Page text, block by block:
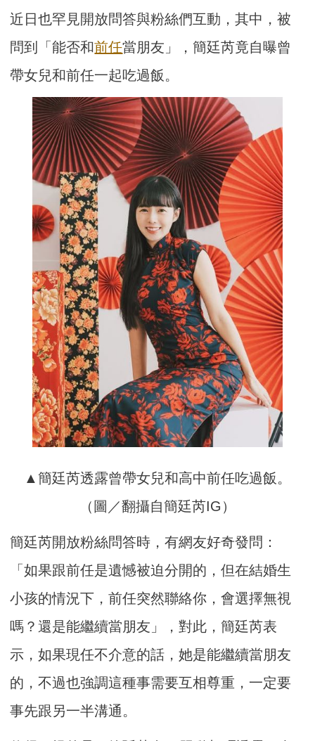
近日也罕見開放問答與粉絲們互動，其中，被
問到「能否和前任當朋友」，簡廷芮竟自曝曾
帶女兒和前任一起吃過飯。
▲簡廷芮透露曾帶女兒和高中前任吃過飯。
（圖／翻攝自簡廷芮IG）
簡廷芮開放粉絲問答時，有網友好奇發問：
「如果跟前任是遺憾被迫分開的，但在結婚生
小孩的情況下，前任突然聯絡你，會選擇無視
嗎？還是能繼續當朋友」，對此，簡廷芮表
示，如果現任不介意的話，她是能繼續當朋友
的，不過也強調這種事需要互相尊重，一定要
事先跟另一半溝通。